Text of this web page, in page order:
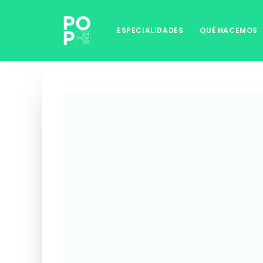
ESPECIALIDADES QUÉ HACEMOS